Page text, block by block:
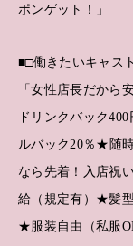
ポンゲット！」
■□働きたいキャス
「女性店長だから
ドリンクバック
ルバック20％★随
なら先着！入店祝
給（規定有）★髪
★服装自由（私服